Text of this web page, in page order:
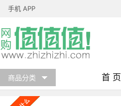
手机 APP
商品分类 首 页